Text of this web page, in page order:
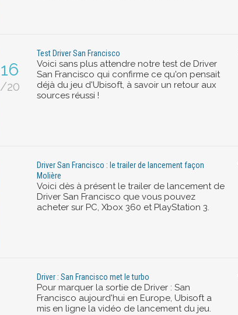
16
/20
Test Driver San Francisco
Voici sans plus attendre notre test de Driver
San Francisco qui confirme ce qu'on pensait
déjà du jeu d'Ubisoft, à savoir un retour aux
sources réussi !
Driver San Francisco : le trailer de lancement façon
Molière
Voici dès à présent le trailer de lancement de
Driver San Francisco que vous pouvez
acheter sur PC, Xbox 360 et PlayStation 3.
Driver : San Francisco met le turbo
Pour marquer la sortie de Driver : San
Francisco aujourd'hui en Europe, Ubisoft a
mis en ligne la vidéo de lancement du jeu.